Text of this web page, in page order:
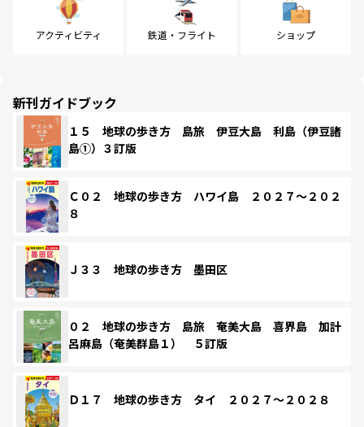
アクティビティ 鉄道・フライト ショップ
新刊ガイドブック
１５ 地球の歩き方 島旅 伊豆大島 利島（伊豆諸
島①）３訂版
Ｃ０２ 地球の歩き方 ハワイ島 ２０２７～２０２
８
Ｊ３３ 地球の歩き方 墨田区
０２ 地球の歩き方 島旅 奄美大島 喜界島 加計
呂麻島（奄美群島１） ５訂版
Ｄ１７ 地球の歩き方 タイ ２０２７～２０２８